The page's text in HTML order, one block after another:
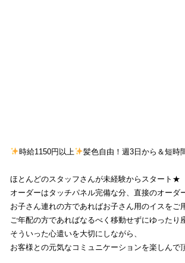
時給1150円以上 髪色自由！週3日から＆短時
ほとんどのスタッフさんが未経験からスタート★
オーダーはタッチパネル完備な分、直接のオーダ
お子さん連れの方であればお子さん用のイスをご
ご年配の方であればなるべく移動せずにゆったり
そういった心遣いを大切にしながら、
お客様との元気なコミュニケーションを楽しんで